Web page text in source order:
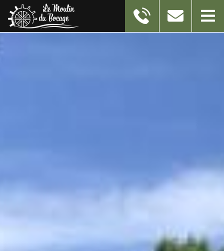
11 RUE DU MOULIN TAISNIERES-EN-THIERACHE